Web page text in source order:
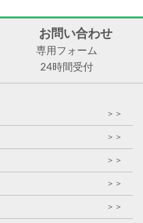
お問い合わせ
専用フォーム
24時間受付
＞＞
＞＞
＞＞
＞＞
＞＞